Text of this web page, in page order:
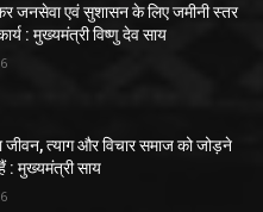
जनसेवा एवं सुशासन के लिए जमीनी स्तर
: मुख्यमंत्री विष्णु देव साय
जीवन, त्याग और विचार समाज को जोड़ने
: मुख्यमंत्री साय